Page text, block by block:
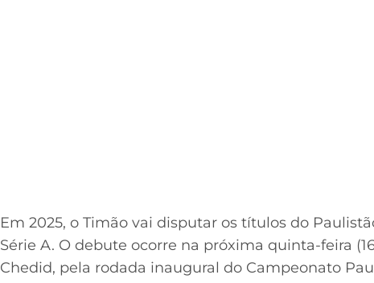
Em 2025, o Timão vai disputar os títulos do
Série A. O debute ocorre na próxima quinta-feira
Chedid, pela rodada inaugural do Campeonato